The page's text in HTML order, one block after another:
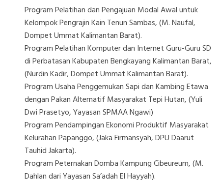
Program Pelatihan dan Pengajuan Modal Awal untuk
Kelompok Pengrajin Kain Tenun Sambas, (M. Naufal,
Dompet Ummat Kalimantan Barat).
Program Pelatihan Komputer dan Internet Guru-Guru SD
di Perbatasan Kabupaten Bengkayang Kalimantan Barat,
(Nurdin Kadir, Dompet Ummat Kalimantan Barat).
Program Usaha Penggemukan Sapi dan Kambing Etawa
dengan Pakan Alternatif Masyarakat Tepi Hutan, (Yuli
Dwi Prasetyo, Yayasan SPMAA Ngawi)
Program Pendampingan Ekonomi Produktif Masyarakat
Kelurahan Papanggo, (Jaka Firmansyah, DPU Daarut
Tauhid Jakarta).
Program Peternakan Domba Kampung Cibeureum, (M.
Dahlan dari Yayasan Sa’adah El Hayyah).